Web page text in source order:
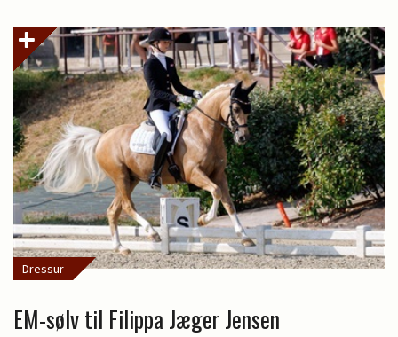
Dressur
EM-sølv til Filippa Jæger Jensen